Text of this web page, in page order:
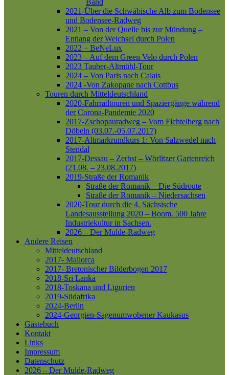
Band
2021-Über die Schwäbische Alb zum Bodensee
und Bodensee-Radweg
2021 – Von der Quelle bis zur Mündung –
Entlang der Weichsel durch Polen
2022 – BeNeLux
2023 – Auf dem Green Velo durch Polen
2023 Tauber-Altmühl-Tour
2024 – Von Paris nach Calais
2024 -Von Zakopane nach Cottbus
Touren durch Mitteldeutschland
2020-Fahrradtouren und Spaziergänge während
der Corona-Pandemie 2020
2017-Zschopauradweg – Vom Fichtelberg nach
Döbeln (03.07.-05.07.2017)
2017-Altmarkrundkurs 1: Von Salzwedel nach
Stendal
2017-Dessau – Zerbst – Wörlitzer Gartenreich
(21.08. – 23.08.2017)
2019-Straße der Romanik
Straße der Romanik – Die Südroute
Straße der Romanik – Niedersachsen
2020-Tour durch die 4. Sächsische
Landesausstellung 2020 – Boom. 500 Jahre
Industriekultur in Sachsen.
2026 – Der Mulde-Radweg
Andere Reisen
Mitteldeutschland
2017- Mallorca
2017- Bretonischer Bilderbogen 2017
2018-Sri Lanka
2018-Toskana und Ligurien
2019-Südafrika
2024-Berlin
2024-Georgien-Sagenumwobener Kaukasus
Gästebuch
Kontakt
Links
Impressum
Datenschutz
2026 – Der Mulde-Radweg